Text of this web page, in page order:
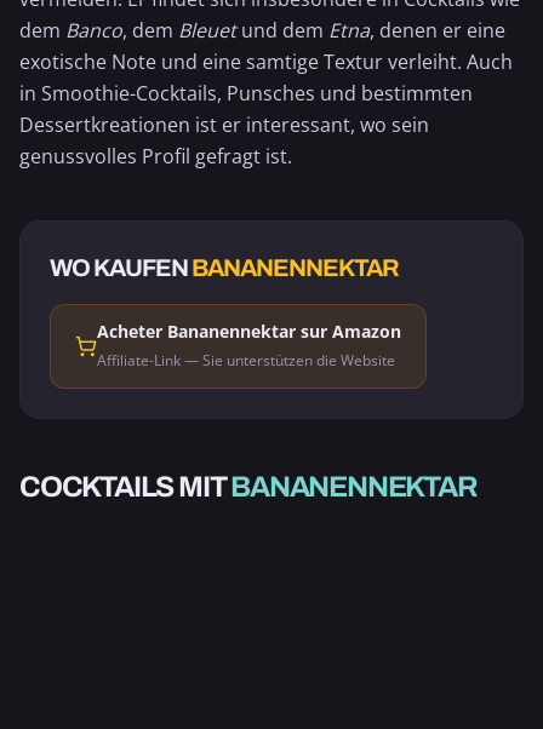
dem Banco, dem Bleuetund dem Etna, denen er eine
exotische Note und eine samtige Textur verleiht. Auch
in Smoothie-Cocktails, Punsches und bestimmten
Dessertkreationen ist er interessant, wo sein
genussvolles Profil gefragt ist.
WO KAUFENBANANENNEKTAR
Acheter Bananennektar sur Amazon
Affiliate-Link — Sie unterstützen die Website
COCKTAILS MITBANANENNEKTAR
BANK KORNBLUME
ALKOHOLISCH